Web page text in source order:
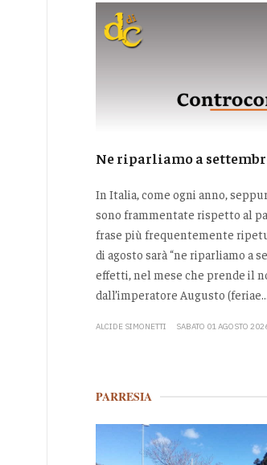
Ne riparliamo a
In Italia, come ogni anno,
sono frammentate rispetto al
frase più frequentemente
di agosto sarà “ne riparliamo a
effetti, nel mese che prende il
dall’imperatore Augusto (feriae...
ALCIDE SIMONETTI SABATO 01 AGOSTO
PARRESIA